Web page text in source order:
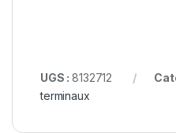
UGS :8132712
terminaux